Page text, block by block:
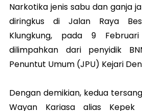
Narkotika jenis sabu dan ganja
diringkus di Jalan Raya
Klungkung, pada 9
dilimpahkan dari penyidik
Penuntut Umum (JPU) Kejari
Dengan demikian, kedua
Wayan Kariasa alias